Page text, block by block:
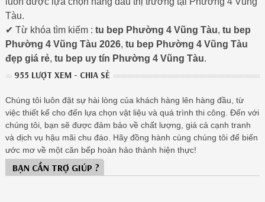
Tàu.
✔ Từ khóa tìm kiếm : tu bep Phường 4 Vũng Tàu, tu bep
Phường 4 Vũng Tàu 2026, tu bep Phường 4 Vũng Tàu
đẹp giá rẻ, tu bep uy tín Phường 4 Vũng Tàu.
955 LƯỢT XEM - CHIA SẺ
Chúng tôi luôn đặt sự hài lòng của khách hàng lên hàng đầu, từ
việc thiết kế cho đến lựa chọn vật liệu và quá trình thi công. Đến với
chúng tôi, bạn sẽ được đảm bảo về chất lượng, giá cả cạnh tranh
và dịch vụ hậu mãi chu đáo. Hãy đồng hành cùng chúng tôi để biến
ước mơ về một căn bếp hoàn hảo thành hiện thực!
BẠN CẦN TRỢ GIÚP ?